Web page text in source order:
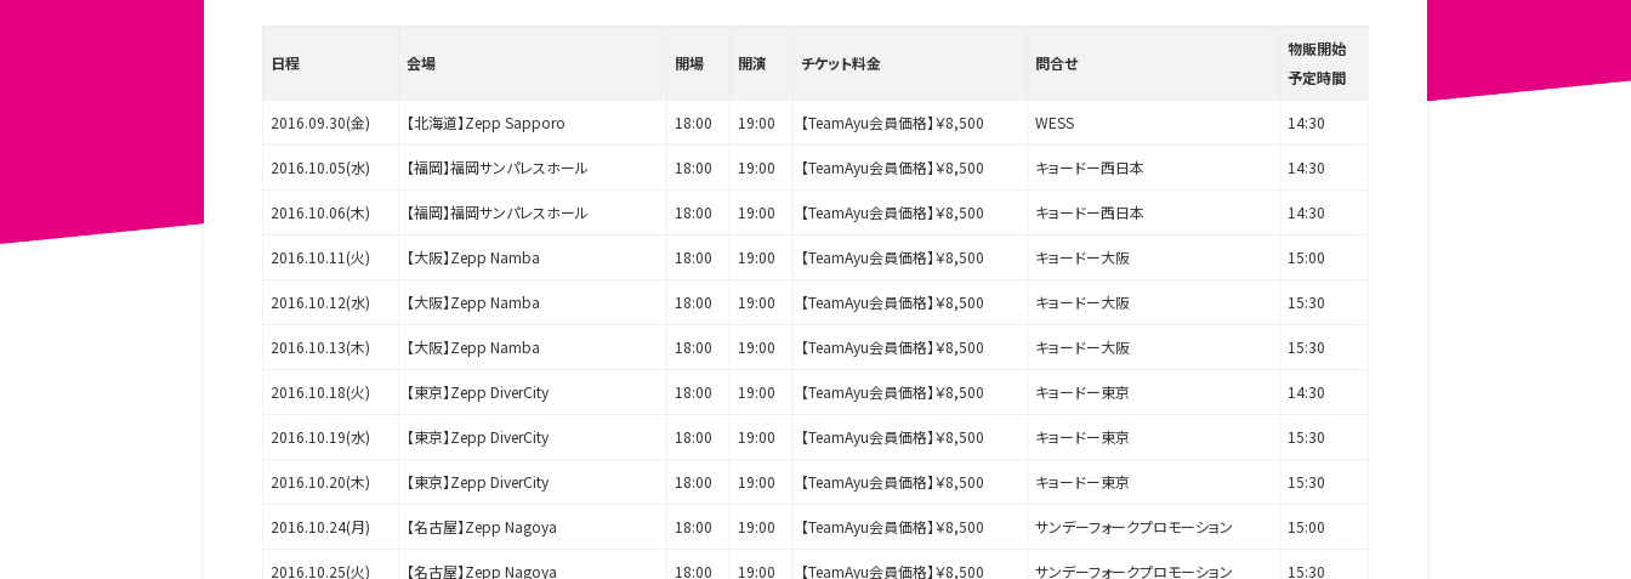
日程 会場 開場 開演 チケット料金 問合せ
物販開始
予定時間
2016.09.30(金) 【北海道】Zepp Sapporo 18:00 19:00 【TeamAyu会員価格】￥8,500 WESS 14:30
2016.10.05(水) 【福岡】福岡サンパレスホール 18:00 19:00 【TeamAyu会員価格】￥8,500 キョードー西日本 14:30
2016.10.06(木) 【福岡】福岡サンパレスホール 18:00 19:00 【TeamAyu会員価格】￥8,500 キョードー西日本 14:30
2016.10.11(火) 【大阪】Zepp Namba 18:00 19:00 【TeamAyu会員価格】￥8,500 キョードー大阪 15:00
2016.10.12(水) 【大阪】Zepp Namba 18:00 19:00 【TeamAyu会員価格】￥8,500 キョードー大阪 15:30
2016.10.13(木) 【大阪】Zepp Namba 18:00 19:00 【TeamAyu会員価格】￥8,500 キョードー大阪 15:30
2016.10.18(火) 【東京】Zepp DiverCity 18:00 19:00 【TeamAyu会員価格】￥8,500 キョードー東京 14:30
2016.10.19(水) 【東京】Zepp DiverCity 18:00 19:00 【TeamAyu会員価格】￥8,500 キョードー東京 15:30
2016.10.20(木) 【東京】Zepp DiverCity 18:00 19:00 【TeamAyu会員価格】￥8,500 キョードー東京 15:30
2016.10.24(月) 【名古屋】Zepp Nagoya 18:00 19:00 【TeamAyu会員価格】￥8,500 サンデーフォークプロモーション 15:00
2016.10.25(火) 【名古屋】Zepp Nagoya 18:00 19:00 【TeamAyu会員価格】￥8,500 サンデーフォークプロモーション 15:30